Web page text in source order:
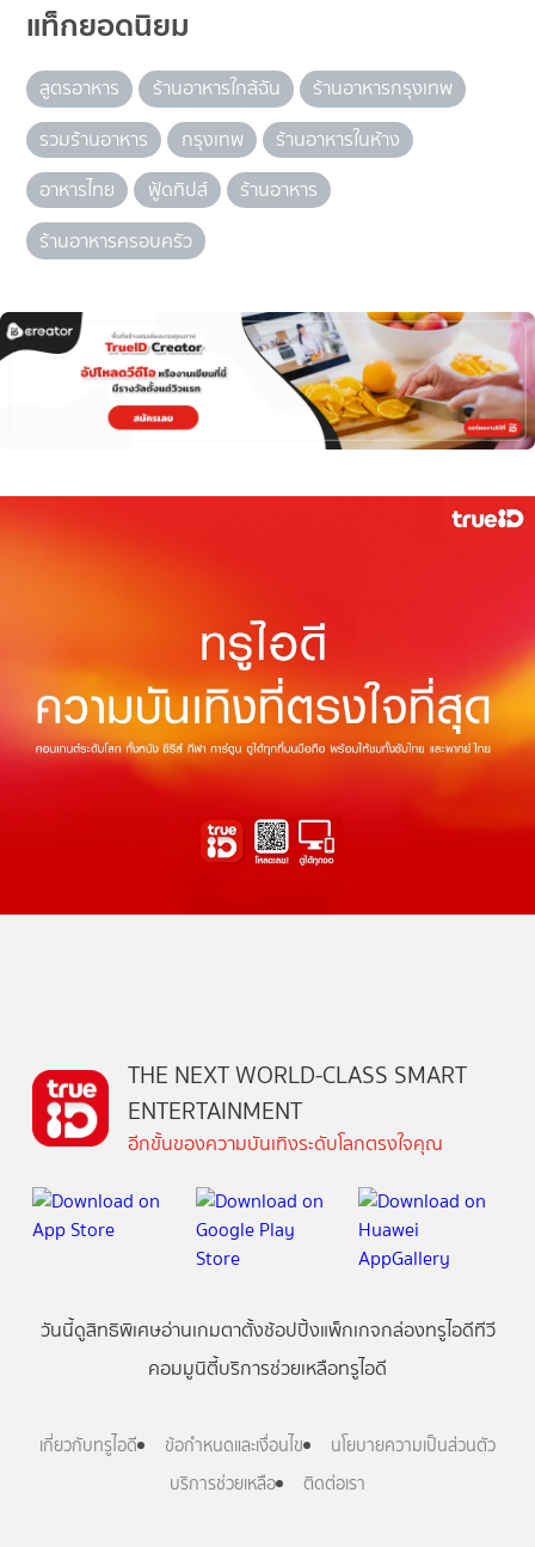
แท็กยอดนิยม
สูตรอาหาร ร้านอาหารใกล้ฉัน
ร้านอาหารกรุงเทพ
รวมร้านอาหาร
กรุงเทพ
ร้านอาหารในห้าง
อาหารไทย
ฟู้ดทิปส์
ร้านอาหาร
ร้านอาหารครอบครัว
THE NEXT WORLD-CLASS SMART
ENTERTAINMENT
อีกขั้นของความบันเทิงระดับโลกตรงใจคุณ
วันนี้ดูสิทธิพิเศษอ่านเกมตาตั้งช้อปปิ้งแพ็กเกจกล่องทรูไอดีทีวี
คอมมูนิตี้บริการช่วยเหลือทรูไอดี
เกี่ยวกับทรูไอดี ข้อกำหนดและเงื่อนไข
นโยบายความเป็นส่วนตัว
บริการช่วยเหลือ
ติดต่อเรา